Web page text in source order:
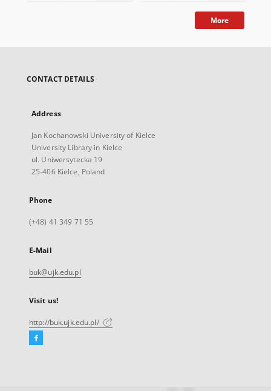
More
CONTACT DETAILS
Address
Jan Kochanowski University of Kielce
University Library in Kielce
ul. Uniwersytecka 19
25-406 Kielce, Poland
Phone
(+48) 41 349 71 55
E-Mail
buk@ujk.edu.pl
Visit us!
http://buk.ujk.edu.pl/
Facebook